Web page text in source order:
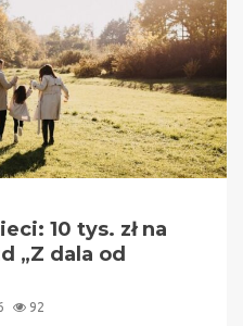
10 tys. zł na
„Z dala od
92